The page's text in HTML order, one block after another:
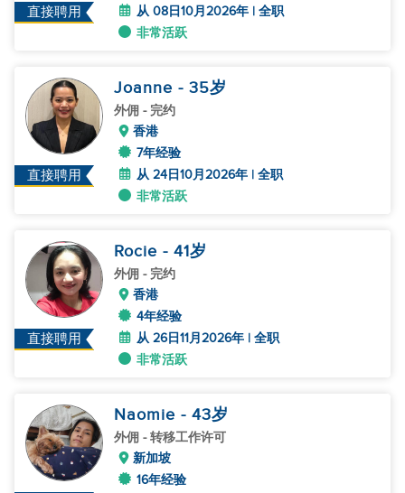
直接聘用
从 08日10月2026年 | 全职
非常活跃
直接聘用
Joanne - 35岁
外佣 - 完约
香港
7年经验
从 24日10月2026年 | 全职
非常活跃
直接聘用
Rocie - 41岁
外佣 - 完约
香港
4年经验
从 26日11月2026年 | 全职
非常活跃
Naomie - 43岁
外佣 - 转移工作许可
新加坡
16年经验